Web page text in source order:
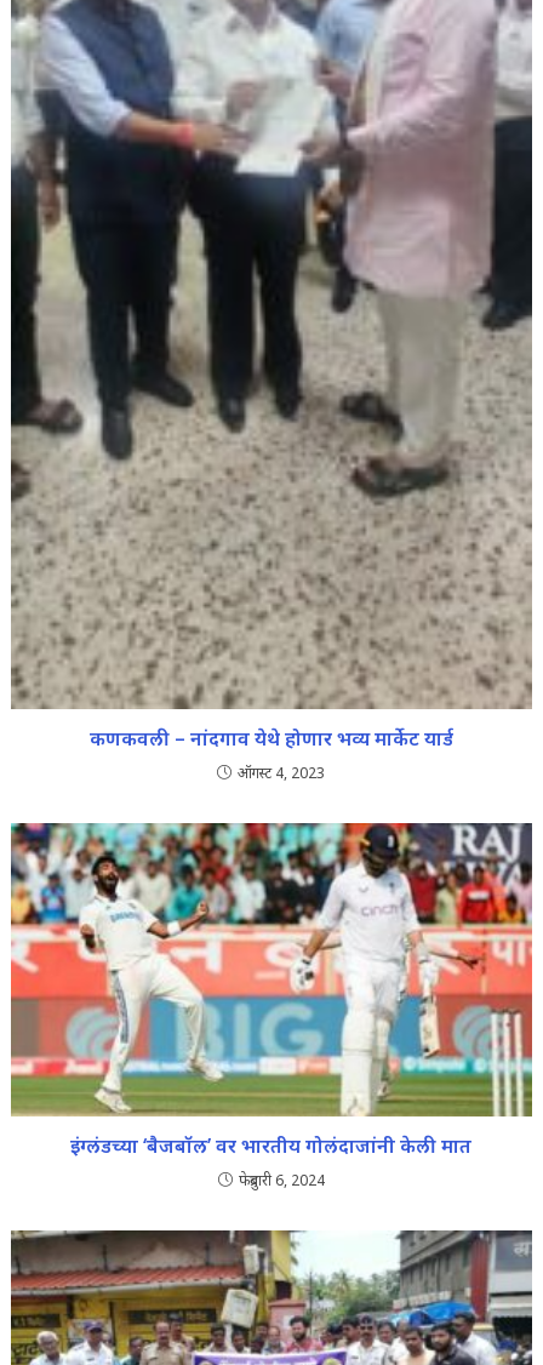
कणकवली – नांदगाव येथे होणार भव्य मार्केट यार्ड
ऑगस्ट 4, 2023
इंग्लंडच्या ‘बैजबॉल’ वर भारतीय गोलंदाजांनी केली मात
फेब्रुवारी 6, 2024